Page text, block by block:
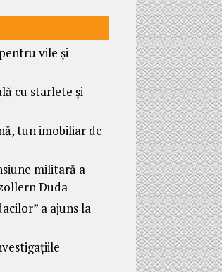
vile și
cu starlete și
tun imobiliar de
militară a
Duda
a ajuns la